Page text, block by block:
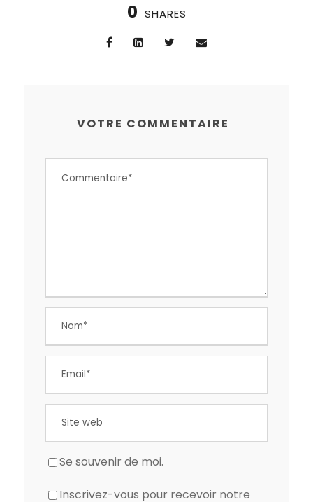
0 SHARES
VOTRE COMMENTAIRE
Se souvenir de moi.
Inscrivez-vous pour recevoir notre